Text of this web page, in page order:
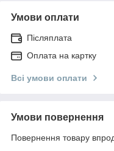
Умови оплати
Післяплата
Оплата на картку
Всі умови оплати
Умови повернення
Повернення товару